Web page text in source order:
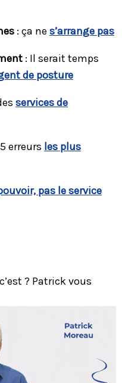
: ça ne s’arrange pas
: Il serait temps
de posture
services de
erreurs les plus
pas le service
? Patrick vous